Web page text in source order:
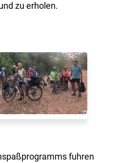
zu erholen.
fuhren